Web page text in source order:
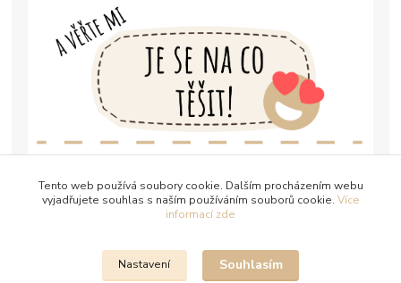
Tento web používá soubory cookie. Dalším procházením webu
vyjadřujete souhlas s naším používáním souborů cookie. Více
informací zde
Nastavení Souhlasím